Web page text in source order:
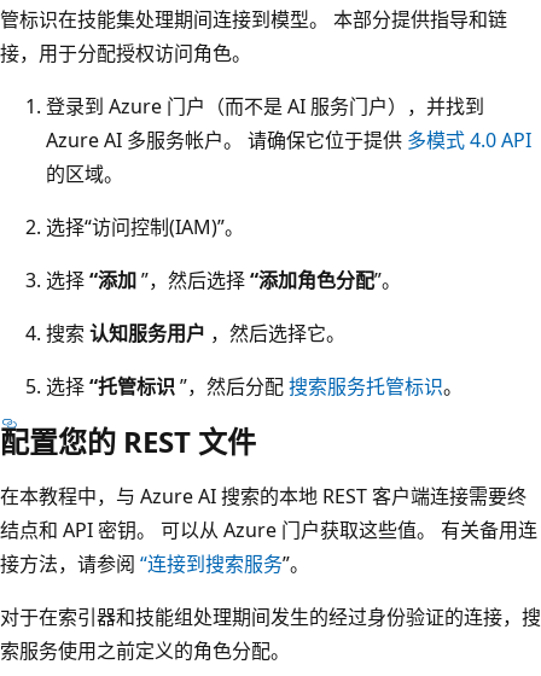
管标识在技能集处理期间连接到模型。 本部分提供指导和链
接，用于分配授权访问角色。
登录到 Azure 门户（而不是 AI 服务门户），并找到
Azure AI 多服务帐户。 请确保它位于提供 多模式 4.0 API
的区域。
选择“访问控制(IAM)”。
选择“添加”，然后选择“添加角色分配”。
搜索 认知服务用户 ，然后选择它。
选择“托管标识”，然后分配搜索服务托管标识。
配置您的 REST 文件
在本教程中，与 Azure AI 搜索的本地 REST 客户端连接需要终
结点和 API 密钥。 可以从 Azure 门户获取这些值。 有关备用连
接方法，请参阅 “连接到搜索服务”。
对于在索引器和技能组处理期间发生的经过身份验证的连接，搜
索服务使用之前定义的角色分配。